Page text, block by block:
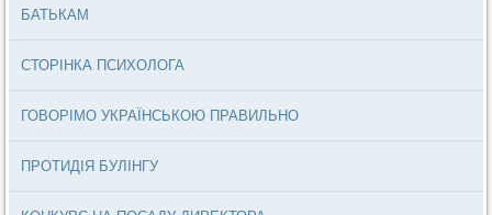
БАТЬКАМ
СТОРІНКА ПСИХОЛОГА
ГОВОРІМО УКРАЇНСЬКОЮ ПРАВИЛЬНО
ПРОТИДІЯ БУЛІНГУ